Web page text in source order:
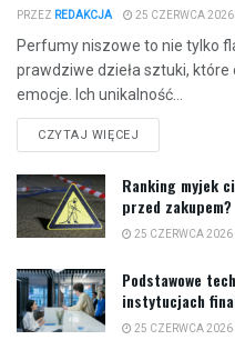
PRZEZ REDAKCJA 25 CZERWCA 2026
Perfumy niszowe to nie tylko
prawdziwe dzieła sztuki,
emocje. Ich unikalność...
CZYTAJ WIĘCEJ
Ranking myjek
przed zakupem?
25 CZERWCA 2026
Podstawowe
instytucjach
25 CZERWCA 2026